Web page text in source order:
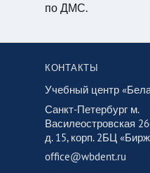
по ДМС.
КОНТАКТЫ
Учебный центр
Санкт-Петербург м.
Василеостровская
д. 15, корп. 2БЦ
office@wbdent.ru